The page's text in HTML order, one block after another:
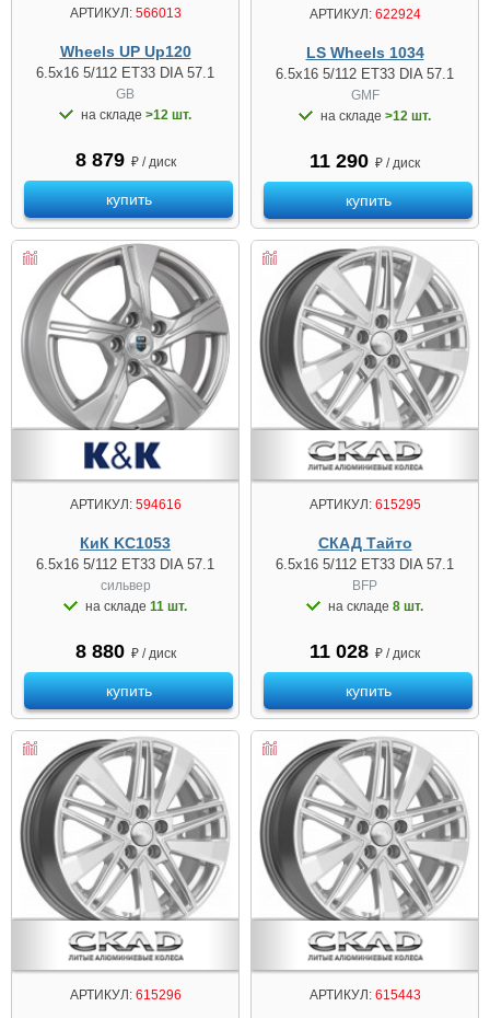
АРТИКУЛ:566013
Wheels UP Up120
6.5x16 5/112 ET33 DIA 57.1
GB
на складе >12 шт.
8 879 ₽ / диск
купить
АРТИКУЛ:622924
LS Wheels 1034
6.5x16 5/112 ET33 DIA 57.1
GMF
на складе >12 шт.
11 290 ₽ / диск
купить
АРТИКУЛ:594616
КиК KC1053
6.5x16 5/112 ET33 DIA 57.1
сильвер
на складе 11 шт.
8 880 ₽ / диск
купить
АРТИКУЛ:615295
СКАД Тайто
6.5x16 5/112 ET33 DIA 57.1
BFP
на складе 8 шт.
11 028 ₽ / диск
купить
АРТИКУЛ:615296 АРТИКУЛ:615443